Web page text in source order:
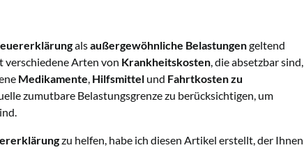
alsaußergewöhnliche Belastungengeltend
verschiedene Arten von Krankheitskosten, die absetzbar sind,
Medikamente, Hilfsmittel und Fahrtkosten zu
zumutbare Belastungsgrenze zu berücksichtigen, um
zu helfen, habe ich diesen Artikel erstellt, der Ihnen